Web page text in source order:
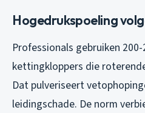
Hogedrukspoeling
Professionals gebruiken
kettingkloppers die
Dat pulveriseert
leidingschade. De norm